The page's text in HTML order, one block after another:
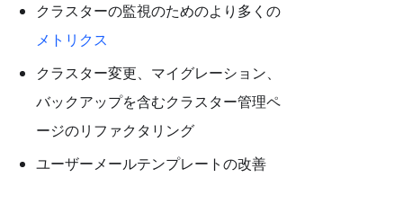
クラスターの監視のためのより多くの
メトリクス
クラスター変更、マイグレーション、
バックアップを含むクラスター管理ペ
ージのリファクタリング
ユーザーメールテンプレートの改善